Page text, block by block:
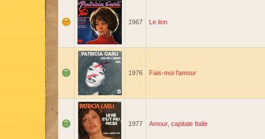
1967 Le lion
1976 Fais-moi l'amour
1977 Amour, capitale Italie